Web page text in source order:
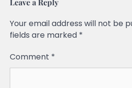
Leave a Reply
Your email address will not be
fields are marked *
Comment *